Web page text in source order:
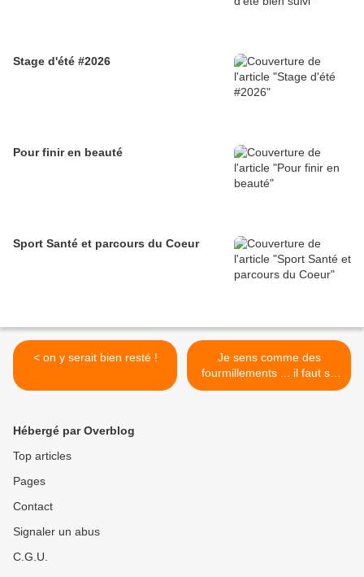
Stage d'été #2026
Pour finir en beauté
Sport Santé et parcours du Coeur
< on y serait bien resté !
Je sens comme des
fourmillements ... il faut se
bouger ! >
Hébergé par Overblog
Top articles
Pages
Contact
Signaler un abus
C.G.U.